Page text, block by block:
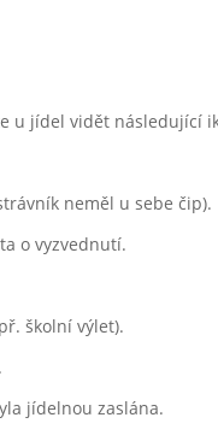
u jídel vidět následující
neměl u sebe čip).
o vyzvednutí.
školní výlet).
jídelnou zaslána.